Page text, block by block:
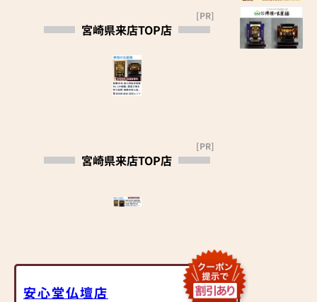
宮崎県来店TOP店
[PR]
宮崎県来店TOP店
[PR]
安心堂仏壇店